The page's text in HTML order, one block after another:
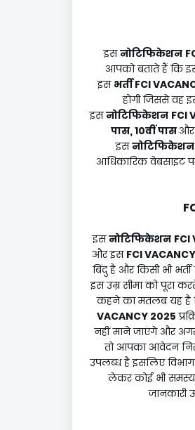
इसनोटिफिकेशन
आपको बताते हैं कि
इस भर्तीFCI
होगी जिससे वह
इसनोटिफिकेशन FCI
पास, 10वीं पास और
इसनोटिफिकेशन
आधिकारिक वेबसाइट
इसनोटिफिकेशन FCI
और इस FCI
बिंदु है और किसी भी
इस उम्र सीमा को पूरा
कहने का मतलब यह है
VACANCY 2025
नहीं माने जाएंगे और
तो आपका आवेदन
उपलब्ध है इसलिए
लेकर कोई भी
जानकारी